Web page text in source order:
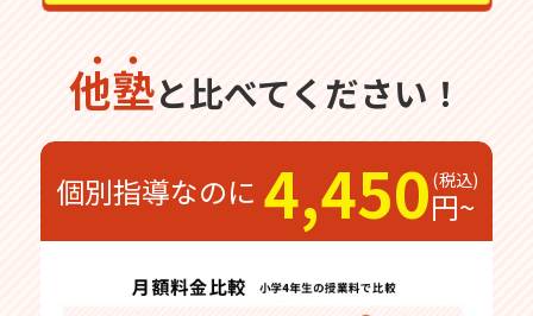
他塾と比べてください！
個別指導なのに 4,450円~